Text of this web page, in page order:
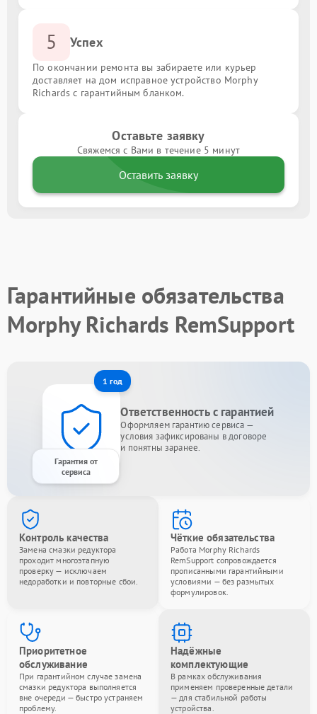
5 Успех
По окончании ремонта вы забираете или курьер
доставляет на дом исправное устройство Morphy
Richards с гарантийным бланком.
Оставьте заявку
Свяжемся с Вами в течение 5 минут
Оставить заявку
Гарантийные обязательства
Morphy Richards RemSupport
1 год
Гарантия от
сервиса
Ответственность с гарантией
Оформляем гарантию сервиса —
условия зафиксированы в договоре
и понятны заранее.
Контроль качества
Замена смазки редуктора
проходит многоэтапную
проверку — исключаем
недоработки и повторные сбои.
Чёткие обязательства
Работа Morphy Richards
RemSupport сопровождается
прописанными гарантийными
условиями — без размытых
формулировок.
Приоритетное
обслуживание
При гарантийном случае замена
смазки редуктора выполняется
вне очереди — быстро устраняем
проблему.
Надёжные
комплектующие
В рамках обслуживания
применяем проверенные детали
— для стабильной работы
устройства.